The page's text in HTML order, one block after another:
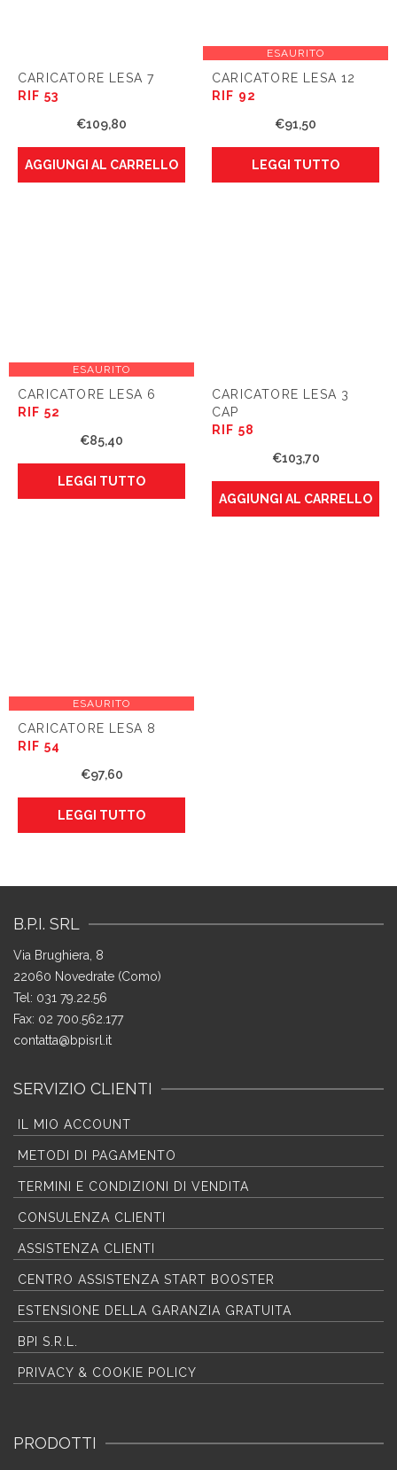
CARICATORE LESA 7
RIF 53
€109,80
AGGIUNGI AL CARRELLO
ESAURITO
CARICATORE LESA 12
RIF 92
€91,50
LEGGI TUTTO
ESAURITO
CARICATORE LESA 6
RIF 52
€85,40
LEGGI TUTTO
CARICATORE LESA 3
CAP
RIF 58
€103,70
AGGIUNGI AL CARRELLO
ESAURITO
CARICATORE LESA 8
RIF 54
€97,60
LEGGI TUTTO
B.P.I. SRL
Via Brughiera, 8
22060 Novedrate (Como)
Tel: 031 79.22.56
Fax: 02 700.562.177
contatta@bpisrl.it
SERVIZIO CLIENTI
IL MIO ACCOUNT
METODI DI PAGAMENTO
TERMINI E CONDIZIONI DI VENDITA
CONSULENZA CLIENTI
ASSISTENZA CLIENTI
CENTRO ASSISTENZA START BOOSTER
ESTENSIONE DELLA GARANZIA GRATUITA
BPI S.R.L.
PRIVACY & COOKIE POLICY
PRODOTTI